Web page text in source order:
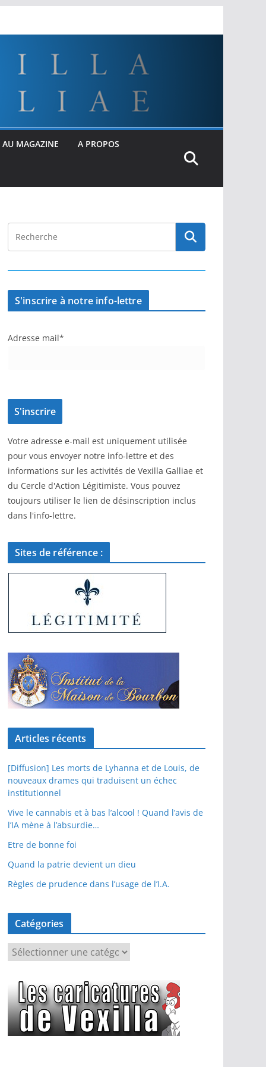
AU MAGAZINE A PROPOS
S'inscrire à notre info-lettre
Adresse mail*
Votre adresse e-mail est uniquement utilisée
pour vous envoyer notre info-lettre et des
informations sur les activités de Vexilla Galliae et
du Cercle d'Action Légitimiste. Vous pouvez
toujours utiliser le lien de désinscription inclus
dans l'info-lettre.
Sites de référence :
Articles récents
[Diffusion] Les morts de Lyhanna et de Louis, de
nouveaux drames qui traduisent un échec
institutionnel
Vive le cannabis et à bas l’alcool ! Quand l’avis de
l’IA mène à l’absurdie…
Etre de bonne foi
Quand la patrie devient un dieu
Règles de prudence dans l’usage de l’I.A.
Catégories
é
g
o
r